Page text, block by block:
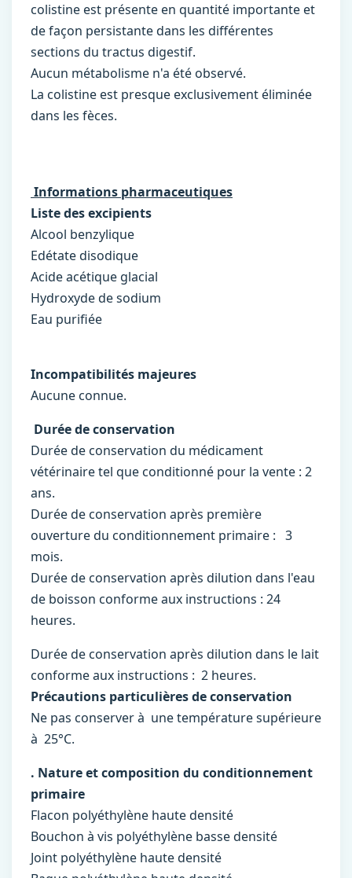
colistine est présente en quantité importante et
de façon persistante dans les différentes
sections du tractus digestif.
Aucun métabolisme n'a été observé.
La colistine est presque exclusivement éliminée
dans les fèces.
Informations pharmaceutiques
Liste des excipients
Alcool benzylique
Edétate disodique
Acide acétique glacial
Hydroxyde de sodium
Eau purifiée
Incompatibilités majeures
Aucune connue.
Durée de conservation
Durée de conservation du médicament
vétérinaire tel que conditionné pour la vente : 2
ans.
Durée de conservation après première
ouverture du conditionnement primaire : 3
mois.
Durée de conservation après dilution dans l'eau
de boisson conforme aux instructions : 24
heures.
Durée de conservation après dilution dans le lait
conforme aux instructions : 2 heures.
Précautions particulières de conservation
Ne pas conserver à une température supérieure
à 25°C.
. Nature et composition du conditionnement
primaire
Flacon polyéthylène haute densité
Bouchon à vis polyéthylène basse densité
Joint polyéthylène haute densité